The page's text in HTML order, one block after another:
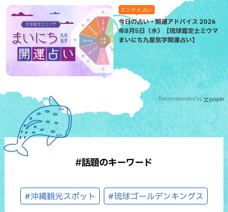
エンタメ,占い
今日の占い・開運アドバイス 2026
年8月5日（水）【琉球鑑定士ミウマ
まいにち九星気学開運占い】
Recommended by
#話題のキーワード
#沖縄観光スポット #琉球ゴールデンキングス